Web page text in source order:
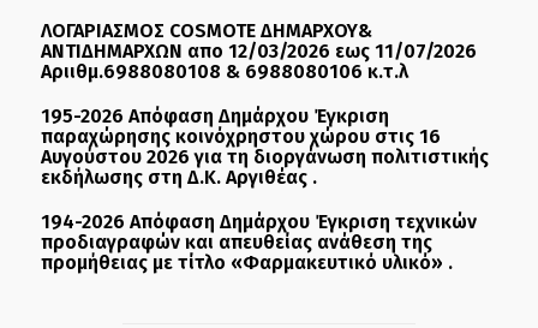
ΛΟΓΑΡΙΑΣΜΟΣ COSMOTE ΔΗΜΑΡΧΟΥ&
ΑΝΤΙΔΗΜΑΡΧΩΝ απο 12/03/2026 εως 11/07/2026
Αριιθμ.6988080108 & 6988080106 κ.τ.λ
195-2026 Απόφαση Δημάρχου Έγκριση
παραχώρησης κοινόχρηστου χώρου στις 16
Αυγούστου 2026 για τη διοργάνωση πολιτιστικής
εκδήλωσης στη Δ.Κ. Αργιθέας .
194-2026 Απόφαση Δημάρχου Έγκριση τεχνικών
προδιαγραφών και απευθείας ανάθεση της
προμήθειας με τίτλο «Φαρμακευτικό υλικό» .